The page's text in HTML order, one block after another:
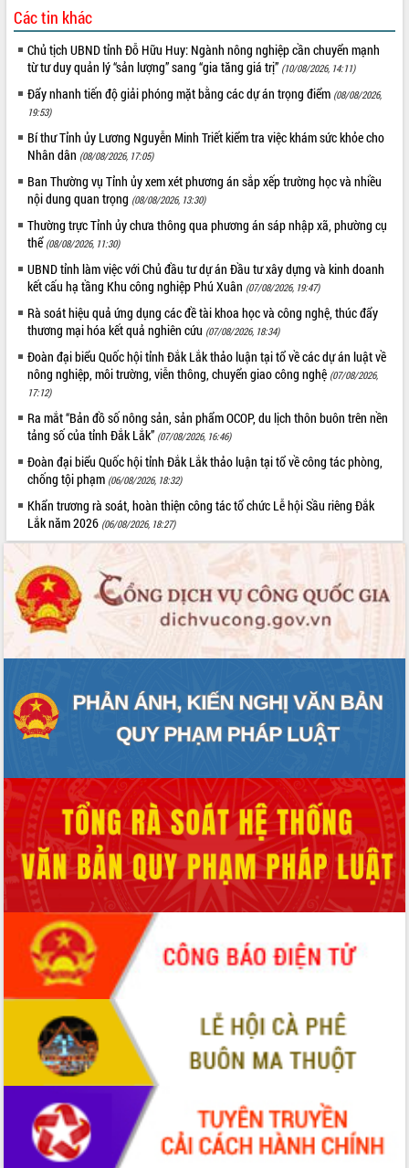
Đề án 06 tạo bước ngoặt đột phá trong
cải cách hành chính tỉnh Đắk Lắk
Kết nối tour, đẩy mạnh chuyển đổi số
để phát triển du lịch Đắk Lắk
Khởi động Dự án Đầu tư xây dựng hạ
tầng kỹ thuật Cụm công nghiệp Tân
Tiến
Gặp mặt các cơ quan báo chí nhân Kỷ
niệm 101 năm Ngày Báo chí Cách
mạng Việt Nam
hiện Đề án 06 của Chính phủ
Họp báo thông tin về Hội nghị Công bố
Quy hoạch và Xúc tiến đầu tư tỉnh Đắk
Lắk
Khơi thông điểm nghẽn, đẩy nhanh
giải ngân vốn khắc phục thiên tai
HĐND tỉnh thông qua điều chỉnh Quy
hoạch tỉnh thời kỳ 2021-2030
Hội thảo góp ý hồ sơ điều chỉnh quy
hoạch tỉnh Đắk Lắk thời kỳ 2021-2030,
tầm nhìn đến năm 2050
Nâng cao hiệu quả hoạt động của các
doanh nghiệp nhà nước
Hội nghị triển khai kết nối mạng
truyền số liệu chuyên dùng phục vụ cơ
quan Đảng, Nhà nước
tay làm sạch môi trường
Xã Ea Kar bước chuyển mình trong
công tác cải cách hành chính mô hình
mới
UBND tỉnh họp báo định kỳ tháng 4
Hội thảo khoa học “Giải pháp thúc đẩy
phát triển nền kinh tế xanh tại tỉnh
Đắk Lắk”
hiện nhiệm vụ quản lý tài sản công
hàng tuần
Tháo gỡ những vướng mắc, đẩy mạnh
công tác cải cách thủ tục hành chính
tại Trung tâm Phục vụ hành chính
công tỉnh
Đắk Lắk: Tôn vinh 46 giải pháp tại Hội
thi Sáng tạo Kỹ thuật 2024 - 2025
Đắk Lắk rà soát, điều chỉnh Đề án 190
về phát triển nuôi trồng thủy sản
Phó Chủ tịch UBND tỉnh Đắk Lắk
Trương Công Thái kiểm tra thực địa
Dự án cao tốc Khánh Hòa - Buôn Ma
Thuột
Định vị cà phê Việt Nam như một “di
sản sống” trong dòng chảy toàn cầu
Xây dựng nông thôn mới: Nâng cao đời
sống người dân từ những mô hình thiết
thực
Quyết liệt tháo gỡ vướng mắc, đẩy
Các tin khác
Chủ tịch UBND tỉnh Đỗ Hữu Huy: Ngành nông nghiệp cần chuyển mạnh
từ tư duy quản lý “sản lượng” sang “gia tăng giá trị” (10/08/2026, 14:11)
Đẩy nhanh tiến độ giải phóng mặt bằng các dự án trọng điểm (08/08/2026,
19:53)
Bí thư Tỉnh ủy Lương Nguyễn Minh Triết kiểm tra việc khám sức khỏe cho
Nhân dân (08/08/2026, 17:05)
Ban Thường vụ Tỉnh ủy xem xét phương án sắp xếp trường học và nhiều
nội dung quan trọng (08/08/2026, 13:30)
Thường trực Tỉnh ủy chưa thông qua phương án sáp nhập xã, phường cụ
thể (08/08/2026, 11:30)
UBND tỉnh làm việc với Chủ đầu tư dự án Đầu tư xây dựng và kinh doanh
kết cấu hạ tầng Khu công nghiệp Phú Xuân (07/08/2026, 19:47)
Rà soát hiệu quả ứng dụng các đề tài khoa học và công nghệ, thúc đẩy
thương mại hóa kết quả nghiên cứu (07/08/2026, 18:34)
Đoàn đại biểu Quốc hội tỉnh Đắk Lắk thảo luận tại tổ về các dự án luật về
nông nghiệp, môi trường, viễn thông, chuyển giao công nghệ (07/08/2026,
17:12)
Ra mắt “Bản đồ số nông sản, sản phẩm OCOP, du lịch thôn buôn trên nền
tảng số của tỉnh Đắk Lắk” (07/08/2026, 16:46)
Đoàn đại biểu Quốc hội tỉnh Đắk Lắk thảo luận tại tổ về công tác phòng,
chống tội phạm (06/08/2026, 18:32)
Khẩn trương rà soát, hoàn thiện công tác tổ chức Lễ hội Sầu riêng Đắk
Lắk năm 2026 (06/08/2026, 18:27)